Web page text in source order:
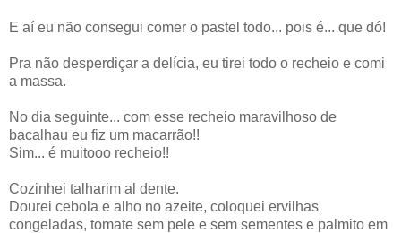
E aí eu não consegui comer o pastel todo... pois é... que dó!
Pra não desperdiçar a delícia, eu tirei todo o recheio e comi
a massa.
No dia seguinte... com esse recheio maravilhoso de
bacalhau eu fiz um macarrão!!
Sim... é muitooo recheio!!
Cozinhei talharim al dente.
Dourei cebola e alho no azeite, coloquei ervilhas
congeladas, tomate sem pele e sem sementes e palmito em